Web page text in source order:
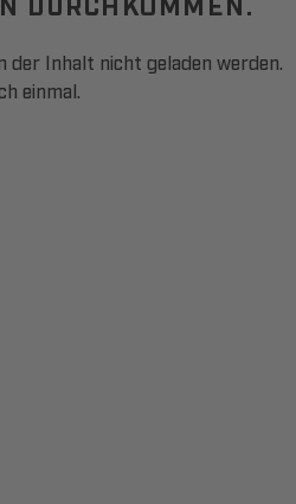
der Inhalt nicht geladen werden.
einmal.